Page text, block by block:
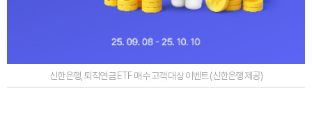
신한은행, 퇴직연금 ETF 매수 고객 대상 이벤트 (신한은행 제공)